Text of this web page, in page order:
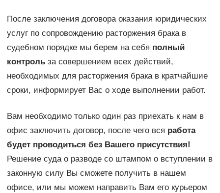
После заключения договора оказания юридических
услуг по сопровождению расторжения брака в
судебном порядке мы берем на себя полный
контрольза совершением всех действий,
необходимых для расторжения брака в кратчайшие
сроки, информирует Вас о ходе выполнении работ.
Вам необходимо только один раз приехать к нам в
офис заключить договор, после чего вся работа
будет проводиться без Вашего присутствия!
Решение суда о разводе со штампом о вступлении в
законную силу Вы сможете получить в нашем
офисе, или мы можем направить Вам его курьером